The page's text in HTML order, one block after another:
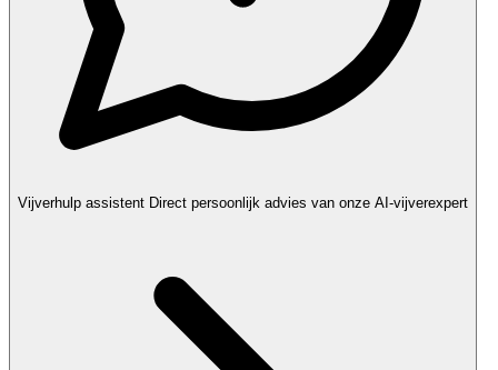
Vijverhulp assistent Direct persoonlijk advies van onze AI-vijverexpert